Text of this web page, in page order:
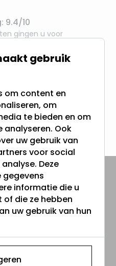
9.4/10
gingen u voor
geleverd
BE
gebruik
om content en
om
te bieden en om
analyseren. Ook
uw gebruik van
voor social
Deze
gegevens
informatie die u
die ze hebben
uw gebruik van hun